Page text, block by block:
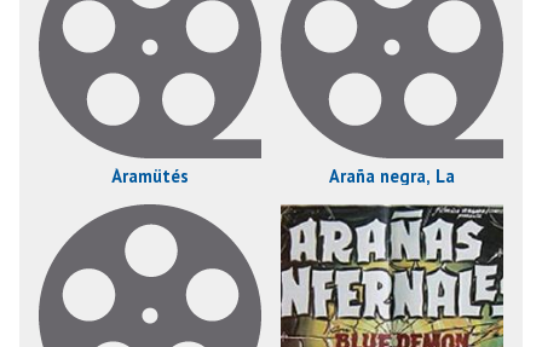
Áramütés Araña negra, La